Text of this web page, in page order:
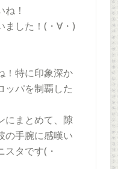
！
ました！(・∀・)
！特に印象深か
ッパを制覇した
にまとめて、隙
の手腕に感嘆い
スタです(・